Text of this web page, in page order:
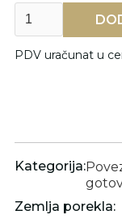
PDV uračunat u
Kategorija:
Zemlja porekla: